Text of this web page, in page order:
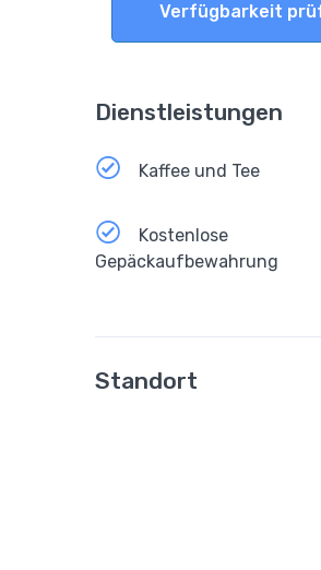
Verfügbarkeit
Dienstleistungen
Kaffee und Tee
Kostenlose
Gepäckaufbewahrung
Standort